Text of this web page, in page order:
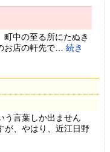
中の至る所にたぬき
お店の軒先で… 続き
う言葉しか出ません
が、やはり、近江日野